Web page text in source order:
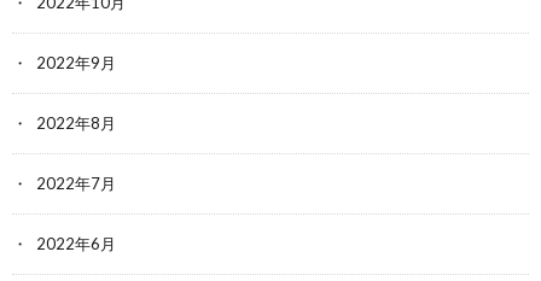
2022年9月
2022年8月
2022年7月
2022年6月